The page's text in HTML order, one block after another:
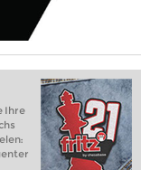
Ihre